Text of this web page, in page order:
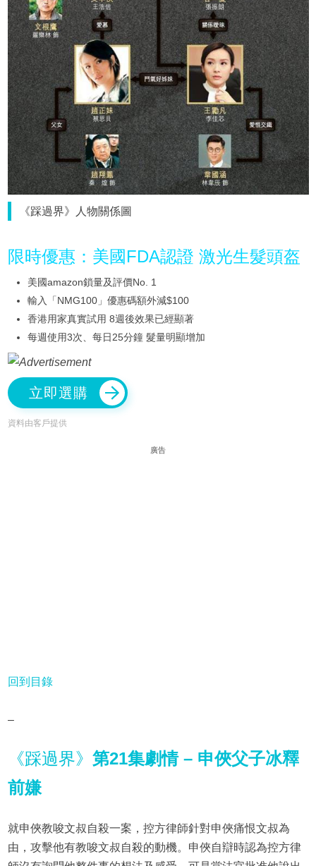
《踩過界》人物關係圖
限時優惠：美國FDA認證 激光生髮頭盔
美國amazon鎖量及評價No. 1
輸入「NMG100」優惠碼額外減$100
香港用家真實試用 8週後效果已經顯著
每週使用3次、每日25分鐘 髮量明顯增加
立即選購
資料由客戶提供
廣告
回到目錄
–
《踩過界》 第21集劇情 – 申俠父子冰釋
前嫌
就申俠教唆文叔自殺一案，控方律師針對申俠痛恨文叔為
由，攻擊他有教唆文叔自殺的動機。申俠自辯時認為控方律